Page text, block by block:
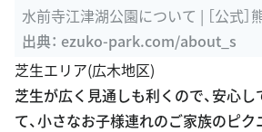
水前寺江津湖公園について | ［公式
公園｜熊本の公園
出典： ezuko-park.com/about_s
芝生エリア(広木地区)
芝生が広く見通しも利くので、安心
て、小さなお子様連れのご家族のピ